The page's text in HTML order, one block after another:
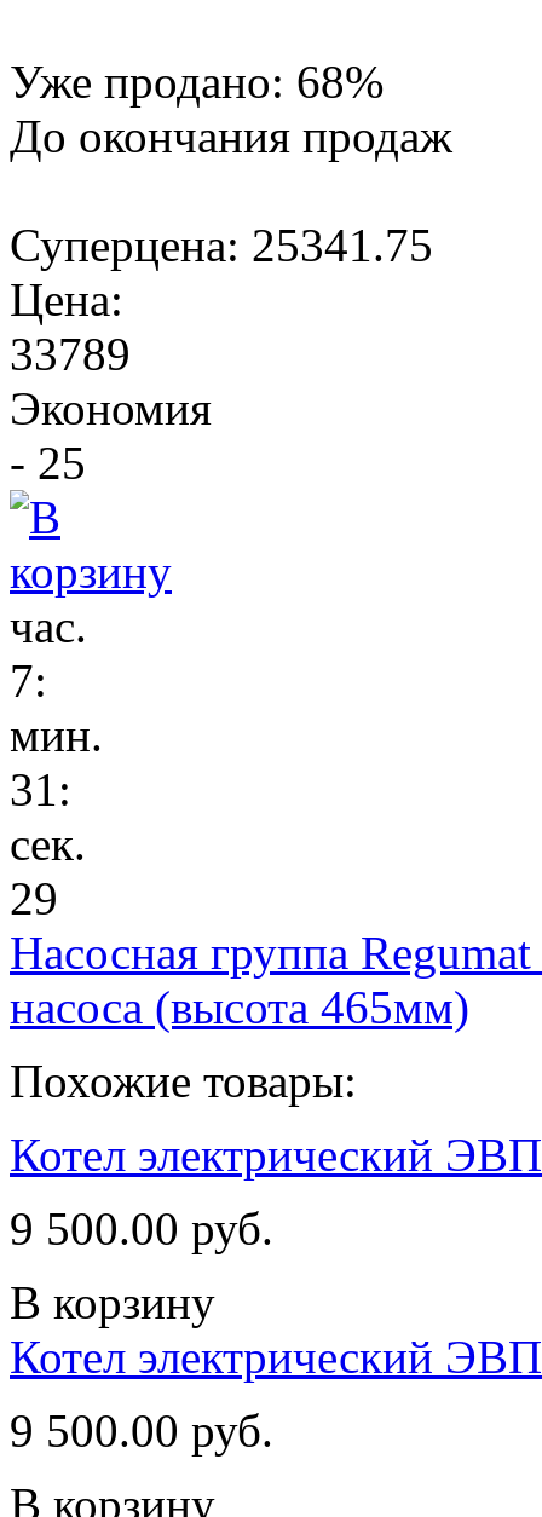
Уже продано: 68%
До окончания продаж
Суперцена: 25341.75
Цена:
33789
Экономия
- 25
час.
7:
мин.
31:
сек.
29
Насосная группа
насоса (высота 465мм)
Похожие товары:
Котел электрический
9 500.00 руб.
В корзину
Котел электрический
9 500.00 руб.
В корзину